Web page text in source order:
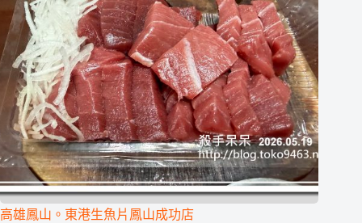
高雄鳳山。東港生魚片鳳山成功店